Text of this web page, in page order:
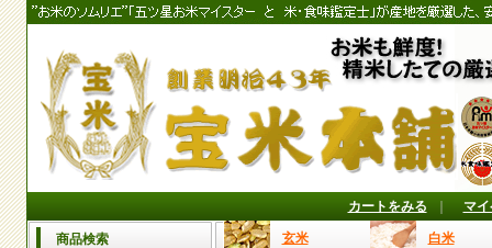
カートをみる マ
商品検索 玄米 白米